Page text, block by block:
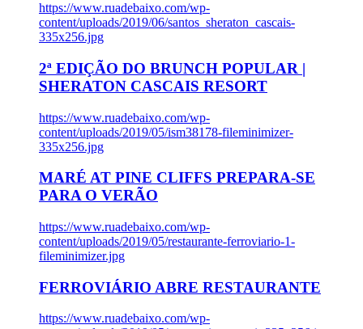
https://www.ruadebaixo.com/wp-
content/uploads/2019/06/santos_sheraton_cascais-
335x256.jpg
2ª EDIÇÃO DO BRUNCH POPULAR |
SHERATON CASCAIS RESORT
https://www.ruadebaixo.com/wp-
content/uploads/2019/05/ism38178-fileminimizer-
335x256.jpg
MARÉ AT PINE CLIFFS PREPARA-SE
PARA O VERÃO
https://www.ruadebaixo.com/wp-
content/uploads/2019/05/restaurante-ferroviario-1-
fileminimizer.jpg
FERROVIÁRIO ABRE RESTAURANTE
https://www.ruadebaixo.com/wp-